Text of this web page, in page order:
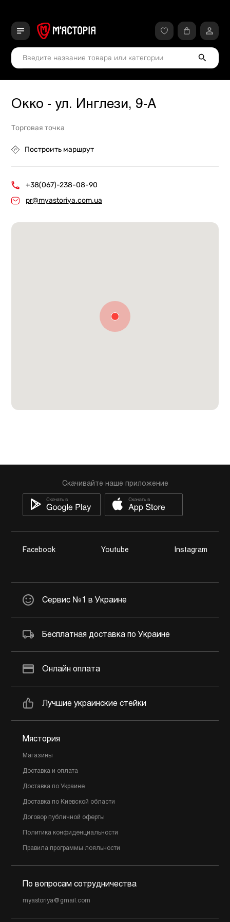
Окко - ул. Инглези, 9-А
Торговая точка
Построить маршрут
+38(067)-238-08-90
pr@myastoriya.com.ua
Скачивайте наше приложение
Facebook Youtube Instagram
Сервис №1 в Украине
Бесплатная доставка по Украине
Онлайн оплата
Лучшие украинские стейки
Мястория
Магазины
Доставка и оплата
Доставка по Украине
Доставка по Киевской области
Договор публичной оферты
Политика конфиденциальности
Правила программы лояльности
По вопросам сотрудничества
myastoriya@gmail.com